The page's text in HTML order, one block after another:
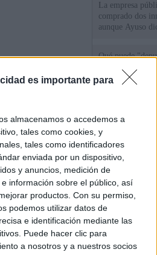
es importante para
almacenamos o accedemos a
tales como cookies, y
tales como identificadores
enviada por un dispositivo,
y anuncios, medición de
información sobre el público, así
productos. Con su permiso,
podemos utilizar datos de
e identificación mediante las
Puede hacer clic para
a nosotros y a nuestros socios
La empresa
comprado dos
aunque Ayuso
Qué puede
Gobierno
del Príncipe sin
intemperie"
Privacidad y Cookies